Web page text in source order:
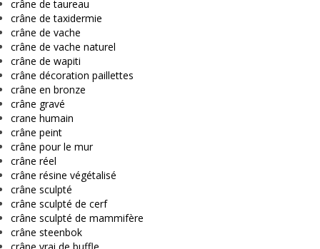
crâne de taureau
crâne de taxidermie
crâne de vache
crâne de vache naturel
crâne de wapiti
crâne décoration paillettes
crâne en bronze
crâne gravé
crane humain
crâne peint
crâne pour le mur
crâne réel
crâne résine végétalisé
crâne sculpté
crâne sculpté de cerf
crâne sculpté de mammifère
crâne steenbok
crâne vrai de buffle